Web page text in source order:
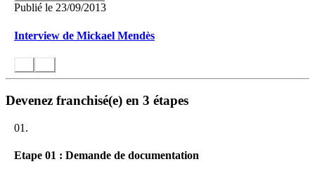
Publié le 23/09/2013
Interview de Mickael Mendès
Devenez franchisé(e) en 3 étapes
01.
Etape 01 : Demande de documentation